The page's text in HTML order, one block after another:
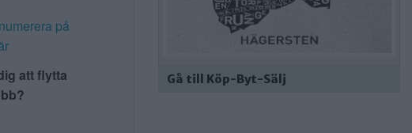
på
att flytta
Gå till Köp-Byt-Sälj